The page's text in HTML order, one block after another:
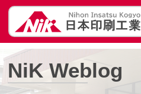
NiK Weblog